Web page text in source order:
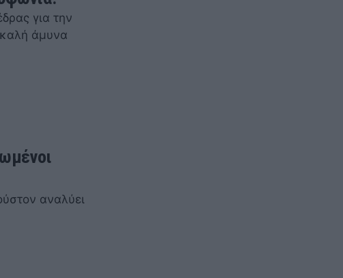
για την
άμυνα
αναλύει